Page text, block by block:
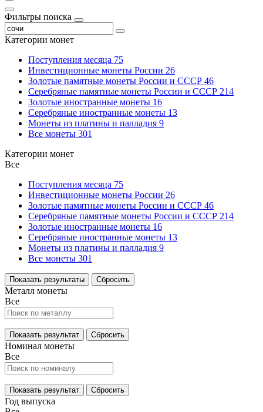
Фильтры поиска
Категории монет
Поступления месяца 75
Инвестиционные монеты России 26
Золотые памятные монеты России и СССР 46
Серебряные памятные монеты России и СССР 214
Золотые иностранные монеты 16
Серебряные иностранные монеты 13
Монеты из платины и палладия 9
Все монеты 301
Категории монет
Все
Поступления месяца 75
Инвестиционные монеты России 26
Золотые памятные монеты России и СССР 46
Серебряные памятные монеты России и СССР 214
Золотые иностранные монеты 16
Серебряные иностранные монеты 13
Монеты из платины и палладия 9
Все монеты 301
Показать результаты Сбросить
Металл монеты
Все
Показать результат Сбросить
Номинал монеты
Все
Показать результат Сбросить
Год выпуска